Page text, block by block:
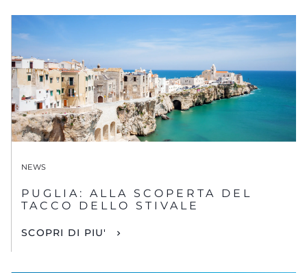
NEWS
PUGLIA: ALLA SCOPERTA DEL
TACCO DELLO STIVALE
SCOPRI DI PIU'